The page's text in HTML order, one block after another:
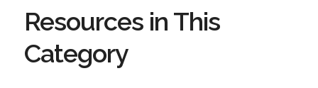
Resources in This
Category